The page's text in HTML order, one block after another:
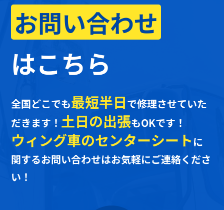
お問い合わせ
はこちら
全国どこでも最短半日で修理させていた
だきます！ 土日の出張もOKです！
ウィング車のセンターシートに
関するお問い合わせはお気軽にご連絡くださ
い！